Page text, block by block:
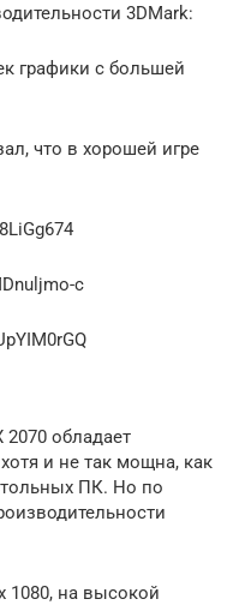
3DMark:
графики с большей
что в хорошей игре
c
обладает
и не так мощна, как
ПК. Но по
1080, на высокой